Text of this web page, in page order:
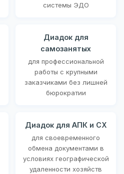
системы ЭДО
Диадок для
самозанятых
для профессиональной
работы с крупными
заказчиками без лишней
бюрократии
Диадок для АПК и СХ
для своевременного
обмена документами в
условиях географической
удаленности хозяйств